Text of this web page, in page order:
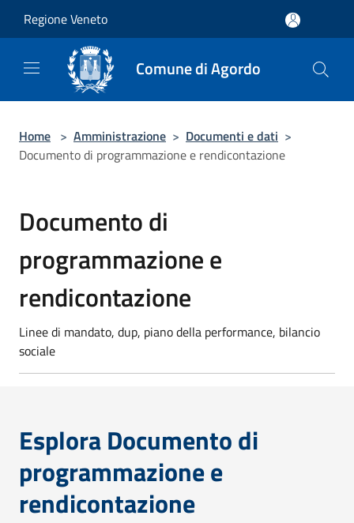
Regione Veneto
Comune di Agordo
Home > Amministrazione > Documenti e dati >
Documento di programmazione e rendicontazione
Documento di
programmazione e
rendicontazione
Linee di mandato, dup, piano della performance, bilancio
sociale
Esplora Documento di
programmazione e
rendicontazione